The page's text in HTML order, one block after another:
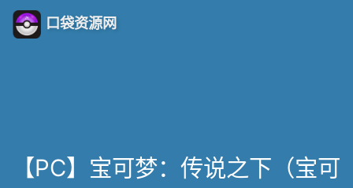
口袋资源网
【PC】宝可梦：传说之下（宝可